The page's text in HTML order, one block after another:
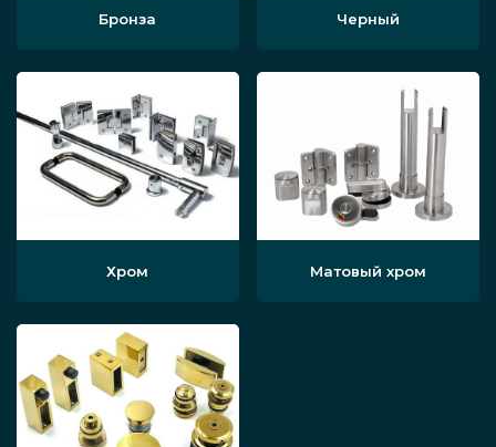
Бронза Черный
Хром Матовый хром